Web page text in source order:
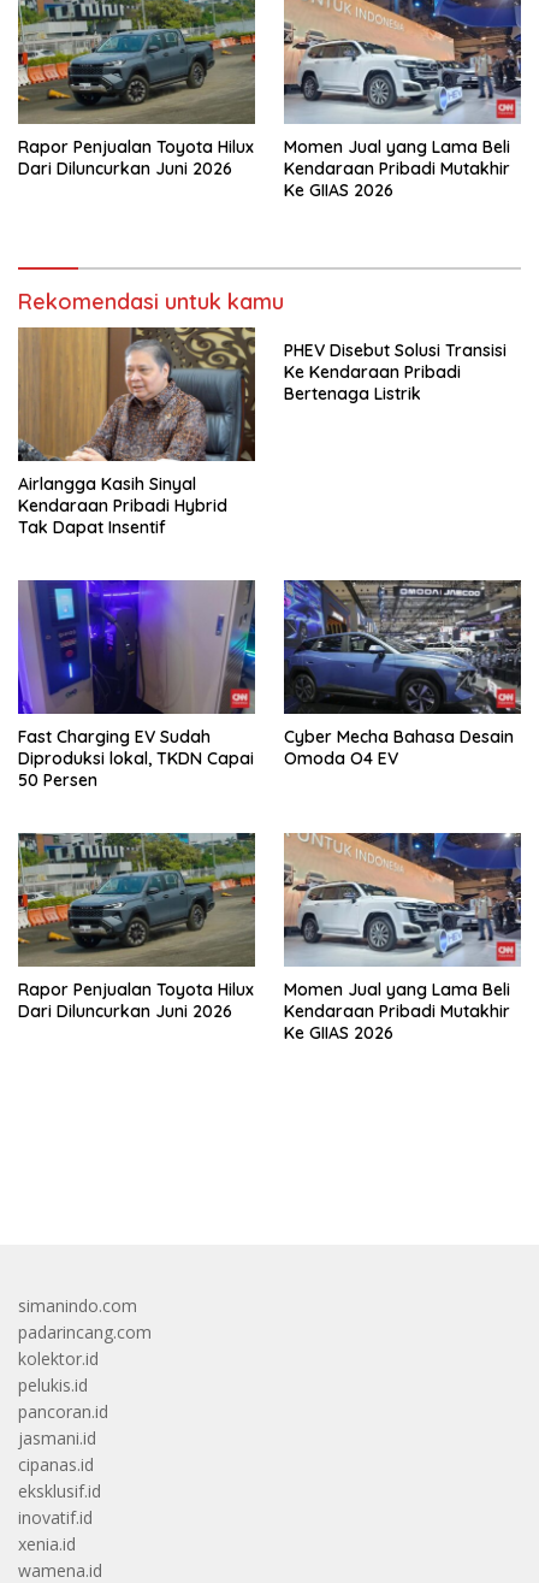
Rapor Penjualan Toyota Hilux
Dari Diluncurkan Juni 2026
Momen Jual yang Lama Beli
Kendaraan Pribadi Mutakhir
Ke GIIAS 2026
Rekomendasi untuk kamu
Airlangga Kasih Sinyal
Kendaraan Pribadi Hybrid
Tak Dapat Insentif
PHEV Disebut Solusi Transisi
Ke Kendaraan Pribadi
Bertenaga Listrik
Fast Charging EV Sudah
Diproduksi lokal, TKDN Capai
50 Persen
Cyber Mecha Bahasa Desain
Omoda O4 EV
Rapor Penjualan Toyota Hilux
Dari Diluncurkan Juni 2026
Momen Jual yang Lama Beli
Kendaraan Pribadi Mutakhir
Ke GIIAS 2026
simanindo.com
padarincang.com
kolektor.id
pelukis.id
pancoran.id
jasmani.id
cipanas.id
eksklusif.id
inovatif.id
xenia.id
wamena.id